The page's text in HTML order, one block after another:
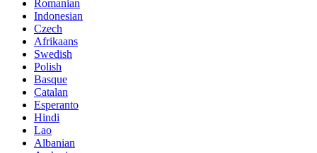
Romanian
Indonesian
Czech
Afrikaans
Swedish
Polish
Basque
Catalan
Esperanto
Hindi
Lao
Albanian